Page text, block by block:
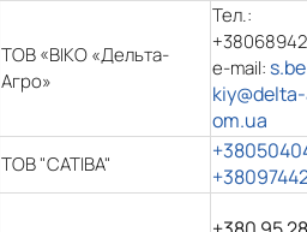
ТОВ «ВІКО «Дельта-
Агро»
Тел.:
e-mail:
om.ua
ТОВ "САТІВА"